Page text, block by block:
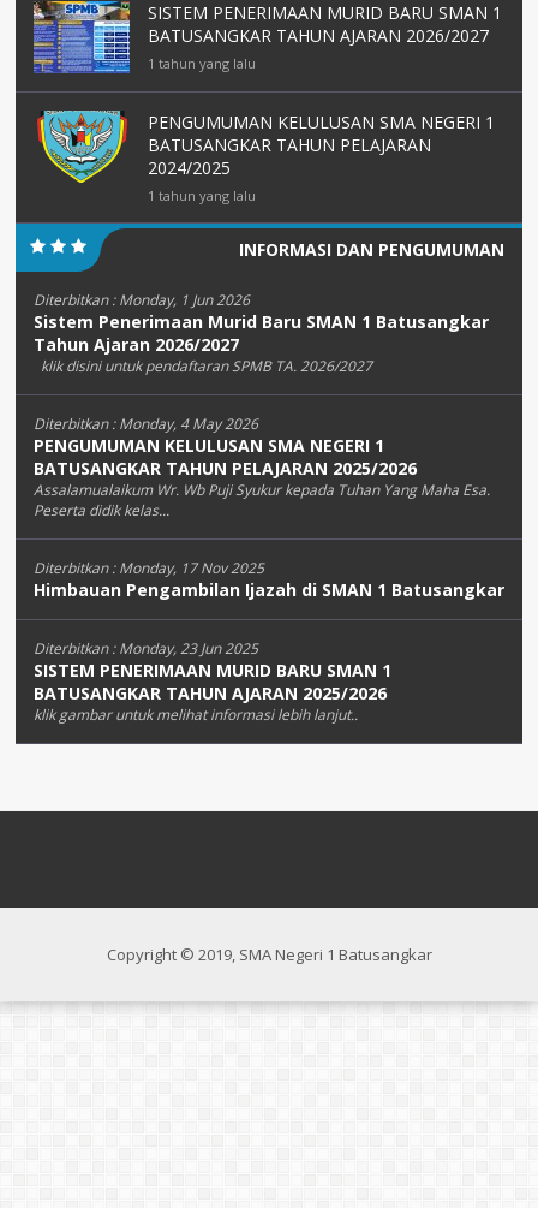
SISTEM PENERIMAAN MURID BARU SMAN 1
BATUSANGKAR TAHUN AJARAN 2026/2027
1 tahun yang lalu
PENGUMUMAN KELULUSAN SMA NEGERI 1
BATUSANGKAR TAHUN PELAJARAN
2024/2025
1 tahun yang lalu
INFORMASI DAN PENGUMUMAN
Diterbitkan :Monday, 1 Jun 2026
Sistem Penerimaan Murid Baru SMAN 1 Batusangkar
Tahun Ajaran 2026/2027
klik disini untuk pendaftaran SPMB TA. 2026/2027
Diterbitkan :Monday, 4 May 2026
PENGUMUMAN KELULUSAN SMA NEGERI 1
BATUSANGKAR TAHUN PELAJARAN 2025/2026
Assalamualaikum Wr. Wb Puji Syukur kepada Tuhan Yang Maha Esa.
Peserta didik kelas...
Diterbitkan :Monday, 17 Nov 2025
Himbauan Pengambilan Ijazah di SMAN 1 Batusangkar
Diterbitkan :Monday, 23 Jun 2025
SISTEM PENERIMAAN MURID BARU SMAN 1
BATUSANGKAR TAHUN AJARAN 2025/2026
klik gambar untuk melihat informasi lebih lanjut..
Copyright © 2019, SMA Negeri 1 Batusangkar